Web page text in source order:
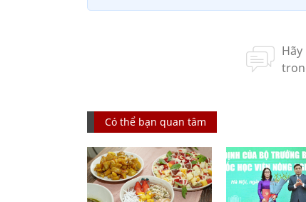
Có thể bạn quan tâm